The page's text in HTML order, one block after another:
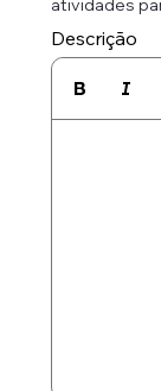
atividades
Descrição